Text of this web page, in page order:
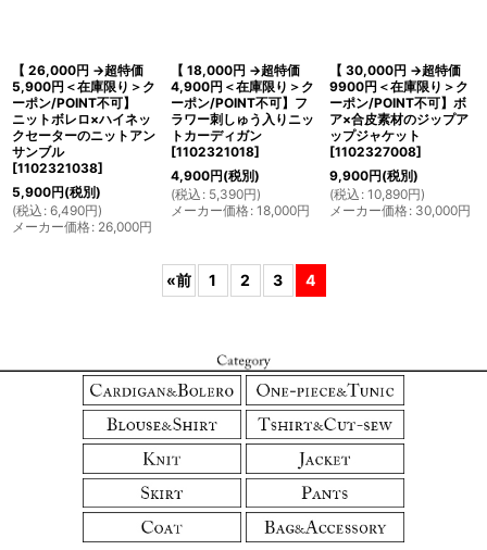
【 26,000円 →超特価
5,900円＜在庫限り＞ク
ーポン/POINT不可】
ニットボレロ×ハイネッ
クセーターのニットアン
サンブル
[1102321038]
5,900円(税別)
(税込 : 6,490円)
メーカー価格: 26,000円
【 18,000円 →超特価
4,900円＜在庫限り＞ク
ーポン/POINT不可】フ
ラワー刺しゅう入りニッ
トカーディガン
[1102321018]
4,900円(税別)
(税込 : 5,390円)
メーカー価格: 18,000円
【 30,000円 →超特価
9900円＜在庫限り＞ク
ーポン/POINT不可】ボ
ア×合皮素材のジップア
ップジャケット
[1102327008]
9,900円(税別)
(税込 : 10,890円)
メーカー価格: 30,000円
«前 1 2 3 4